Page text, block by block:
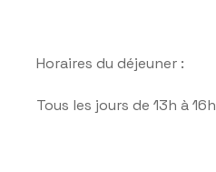
Horaires du déjeuner :
Tous les jours de 13h à 16h